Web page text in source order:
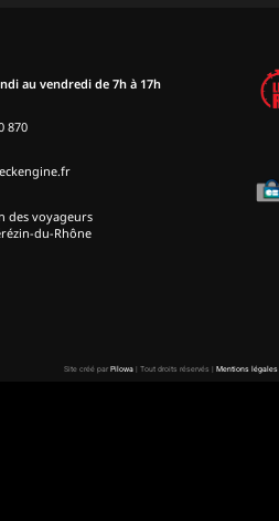
au vendredi de 7h à 17h
870
des voyageurs
du-Rhône
Site créé par Pilowa | Tout droits réservés | Mentions légales